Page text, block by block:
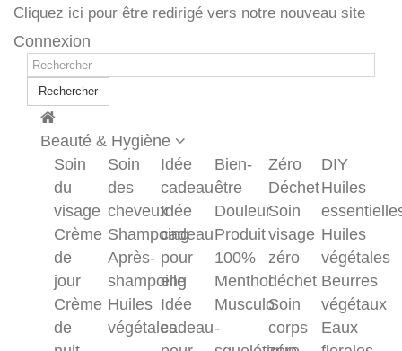
Cliquez ici pour être redirigé vers notre nouveau site
Connexion
Rechercher
Beauté & Hygiène
Soin
du
visage
Crème
de
jour
Crème
de
Soin
des
cheveux
Shampoing
Après-
shampoing
Huiles
végétales
Idée
cadeau
Idée
cadeau
pour
elle
Idée
cadeau
Bien-
être
Douleur
Produit
100%
Menthol
Musculo
-
Zéro
Déchet
Soin
visage
zéro
déchet
Soin
corps
DIY
Huiles
Huiles
végétales
Beurres
végétaux
Eaux